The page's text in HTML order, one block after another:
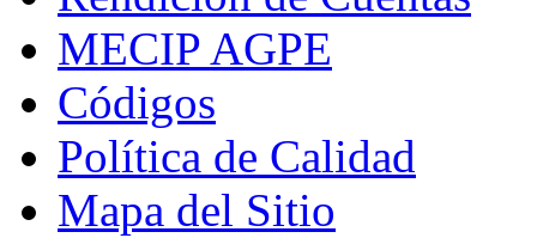
MECIP AGPE
Códigos
Política de Calidad
Mapa del Sitio